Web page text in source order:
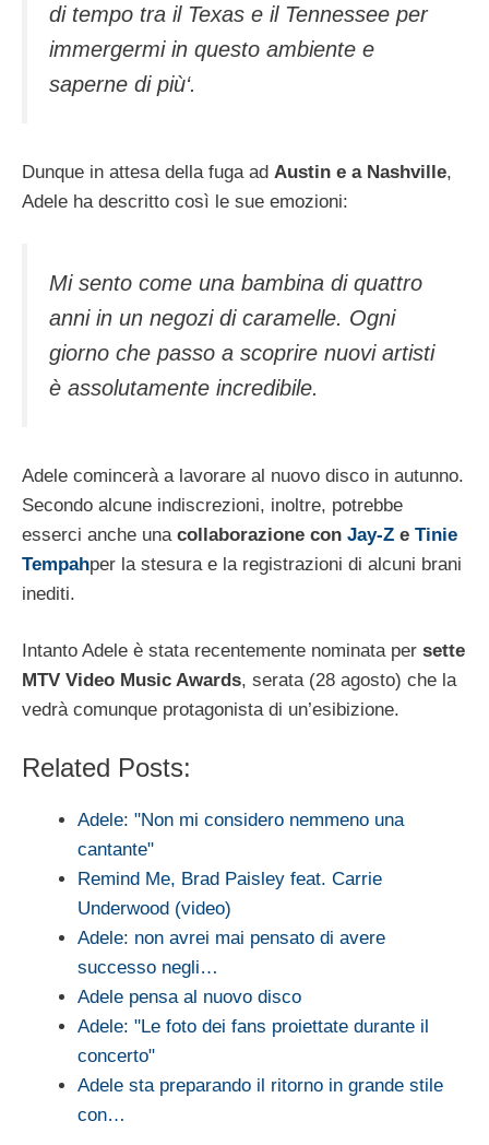
di tempo tra il Texas e il Tennessee per
immergermi in questo ambiente e
saperne di più‘.
Dunque in attesa della fuga ad Austin e a Nashville,
Adele ha descritto così le sue emozioni:
Mi sento come una bambina di quattro
anni in un negozi di caramelle. Ogni
giorno che passo a scoprire nuovi artisti
è assolutamente incredibile.
Adele comincerà a lavorare al nuovo disco in autunno.
Secondo alcune indiscrezioni, inoltre, potrebbe
esserci anche una collaborazione con Jay-Z e Tinie
Tempahper la stesura e la registrazioni di alcuni brani
inediti.
Intanto Adele è stata recentemente nominata per sette
MTV Video Music Awards, serata (28 agosto) che la
vedrà comunque protagonista di un’esibizione.
Related Posts:
Adele: "Non mi considero nemmeno una
cantante"
Remind Me, Brad Paisley feat. Carrie
Underwood (video)
Adele: non avrei mai pensato di avere
successo negli…
Adele pensa al nuovo disco
Adele: "Le foto dei fans proiettate durante il
concerto"
Adele sta preparando il ritorno in grande stile
con…